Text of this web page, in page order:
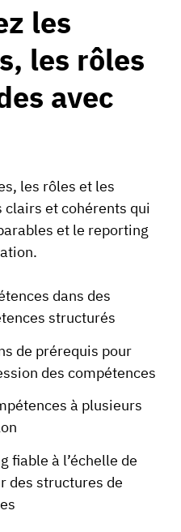
les
les rôles
avec
les rôles et les
clairs et cohérents qui
et le reporting
dans des
structurés
de prérequis pour
des compétences
à plusieurs
fiable à l’échelle de
des structures de